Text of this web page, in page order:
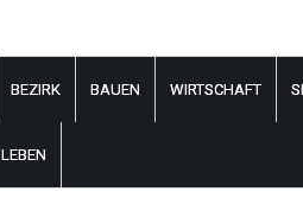
BEZIRK BAUEN WIRTSCHAFT
LEBEN